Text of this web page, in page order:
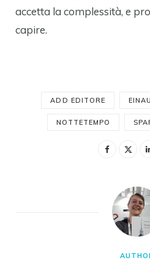
accetta la complessità, e
capire.
ADD EDITORE
NOTTETEMPO